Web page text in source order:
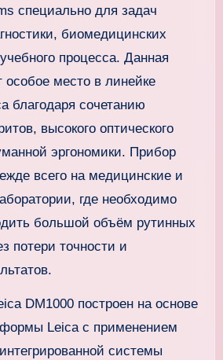
специально для задач
биомедицинских
процесса. Данная
особое место в линейке
благодаря сочетанию
высокого оптического
эргономики. Прибор
всего на медицинские и
где необходимо
большой объём рутинных
потери точности и
DM1000 построен на основе
Leica с применением
системы